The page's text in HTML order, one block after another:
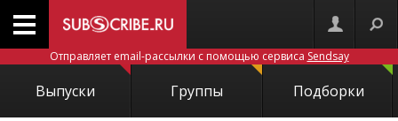
Отправляет email-рассылки с помощью сервиса Sendsay
Выпуски Группы Подборки